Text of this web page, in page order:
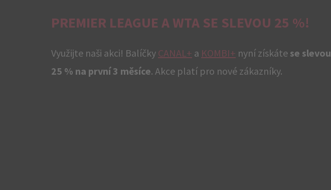
PREMIER LEAGUE A WTA SE SLEVOU 25 %!
Využijte naši akci! Balíčky CANAL+ a KOMBI+ nyní získáte se slevou
25 % na první 3 měsíce. Akce platí pro nové zákazníky.